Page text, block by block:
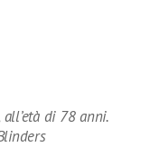
di 78 anni.